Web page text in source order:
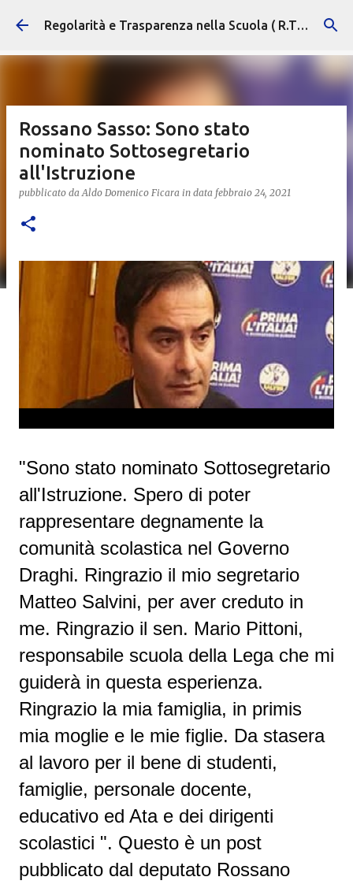
Passa ai contenuti principali Regolarità e Trasparenza nella Scuola ( R.T.S. )
Rossano Sasso: Sono stato
nominato Sottosegretario
all'Istruzione
pubblicato daAldo Domenico Ficara in data febbraio 24, 2021
"Sono stato nominato Sottosegretario
all'Istruzione. Spero di poter
rappresentare degnamente la
comunità scolastica nel Governo
Draghi. Ringrazio il mio segretario
Matteo Salvini, per aver creduto in
me. Ringrazio il sen. Mario Pittoni,
responsabile scuola della Lega che mi
Ringrazio la mia famiglia, in primis
mia moglie e le mie figlie. Da stasera
al lavoro per il bene di studenti,
famiglie, personale docente,
educativo ed Ata e dei dirigenti
scolastici ". Questo è un post
pubblicato dal deputato Rossano